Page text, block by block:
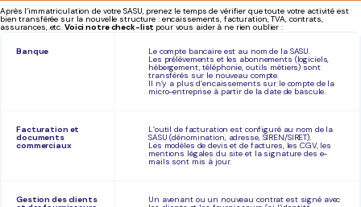
Après l’immatriculation de votre SASU, prenez le temps de vérifier que toute votre activité est
bien transférée sur la nouvelle structure : encaissements, facturation, TVA, contrats,
assurances, etc. Voici notre check-list pour vous aider à ne rien oublier :
Banque Le compte bancaire est au nom de la SASU.
Les prélèvements et les abonnements (logiciels,
hébergement, téléphonie, outils métiers) sont
transférés sur le nouveau compte.
Il n’y a plus d’encaissements sur le compte de la
micro-entreprise à partir de la date de bascule.
Facturation et
documents
commerciaux
L’outil de facturation est configuré au nom de la
SASU (dénomination, adresse, SIREN/SIRET).
Les modèles de devis et de factures, les CGV, les
mentions légales du site et la signature des e-
mails sont mis à jour.
Gestion des clients Un avenant ou un nouveau contrat est signé avec